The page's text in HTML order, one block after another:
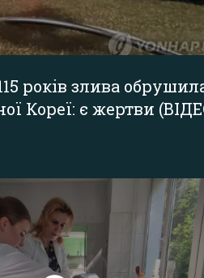
років злива
Кореї: є жертви